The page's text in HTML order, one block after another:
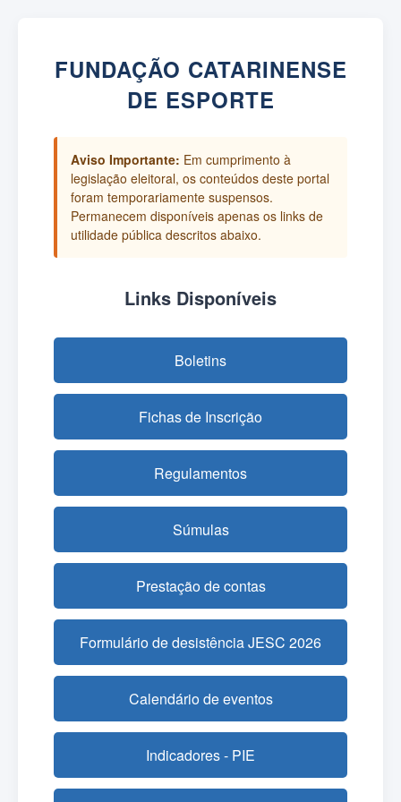
FUNDAÇÃO CATARINENSE
DE ESPORTE
Aviso Importante: Em cumprimento à
legislação eleitoral, os conteúdos deste portal
foram temporariamente suspensos.
Permanecem disponíveis apenas os links de
utilidade pública descritos abaixo.
Links Disponíveis
Boletins
Fichas de Inscrição
Regulamentos
Súmulas
Prestação de contas
Formulário de desistência JESC 2026
Calendário de eventos
Indicadores - PIE